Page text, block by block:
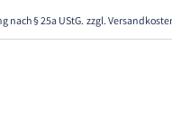
nach § 25a UStG. zzgl.